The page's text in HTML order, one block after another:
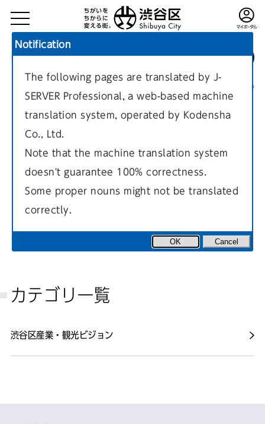
現在のページ
区の計画ービジネスの冒険に満
ちた街へ。（産業振興分野）
カテゴリ一覧
渋谷区産業・観光ビジョン
Notification
The following pages are translated by J-
SERVER Professional, a web-based machine
translation system, operated by Kodensha
Co., Ltd.
Note that the machine translation system
doesn't guarantee 100% correctness.
Some proper nouns might not be translated
correctly.
OK Cancel